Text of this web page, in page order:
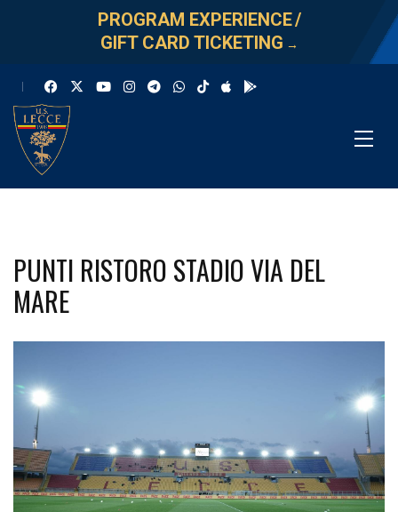
PROGRAM EXPERIENCE/
GIFT CARD TICKETING →
PUNTI RISTORO STADIO VIA DEL
MARE